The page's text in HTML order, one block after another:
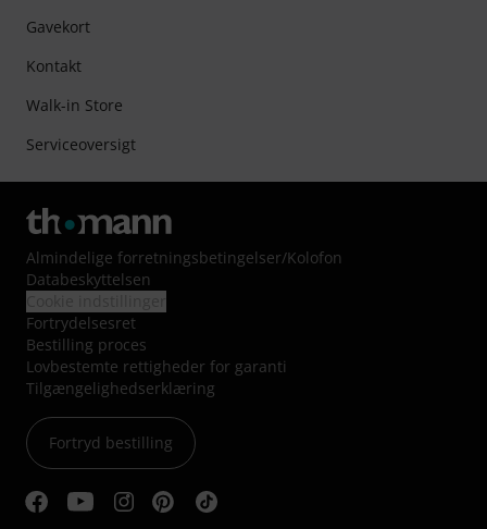
Gavekort
Kontakt
Walk-in Store
Serviceoversigt
Almindelige forretningsbetingelser/Kolofon
Databeskyttelsen
Fortrydelsesret
Bestilling proces
Lovbestemte rettigheder for garanti
Tilgængelighedserklæring
Fortryd bestilling